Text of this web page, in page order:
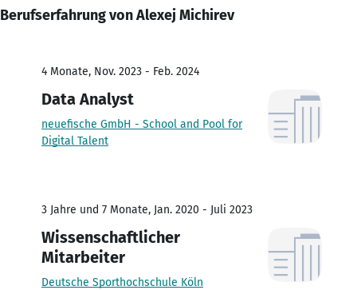
Berufserfahrung von Alexej Michirev
4 Monate, Nov. 2023 - Feb. 2024
Data Analyst
neuefische GmbH - School and Pool for
Digital Talent
3 Jahre und 7 Monate, Jan. 2020 - Juli 2023
Wissenschaftlicher
Mitarbeiter
Deutsche Sporthochschule Köln